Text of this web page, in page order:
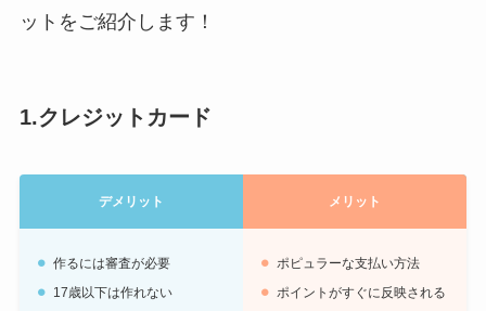
ットをご紹介します！
1.クレジットカード
デメリット メリット
作るには審査が必要
17歳以下は作れない
ポピュラーな支払い方法
ポイントがすぐに反映される